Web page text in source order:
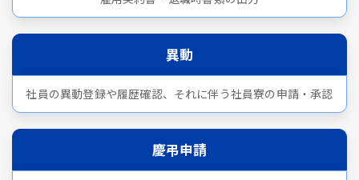
異動
社員の異動登録や履歴確認、それに伴う社員寮の申請・承認
慶弔申請